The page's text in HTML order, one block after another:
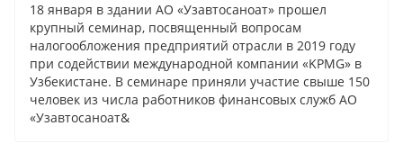
18 января в здании АО «Узавтосаноат» прошел
крупный семинар, посвященный вопросам
налогообложения предприятий отрасли в 2019 году
при содействии международной компании «KPMG» в
Узбекистане. В семинаре приняли участие свыше 150
человек из числа работников финансовых служб АО
«Узавтосаноат&